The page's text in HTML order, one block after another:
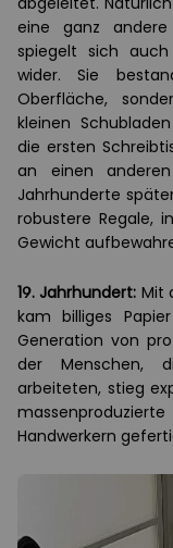
eine ganz
spiegelt sich
wider. Sie
Oberfläche,
kleinen
die ersten
an einen
Jahrhunderte
robustere Regale,
Gewicht
19. Jahrhundert: Mit
kam billiges
Generation von
der Menschen,
arbeiteten, stieg
Handwerkern